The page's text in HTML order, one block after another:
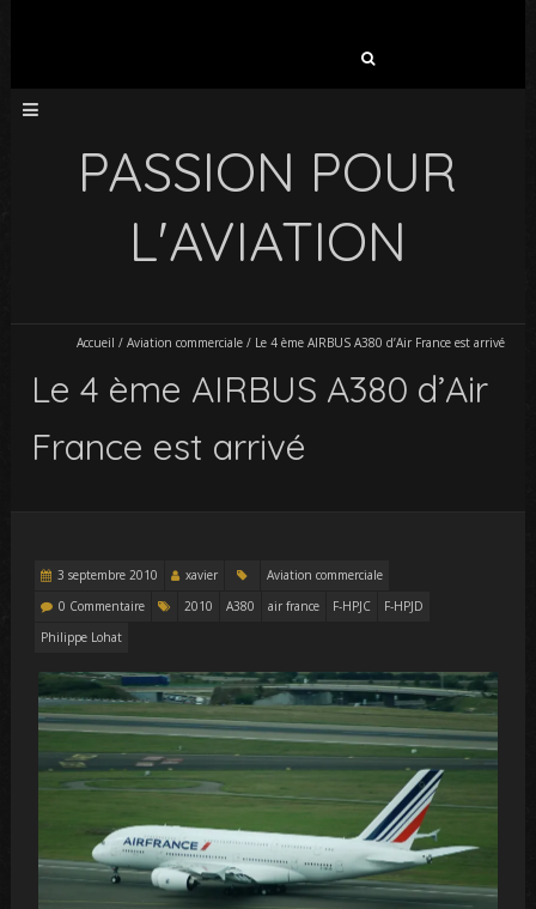
PASSION POUR
L'AVIATION
Accueil / Aviation commerciale/ Le 4 ème AIRBUS A380 d’Air France est arrivé
Le 4 ème AIRBUS A380 d’Air
France est arrivé
3 septembre 2010 xavier
Aviation commerciale
0 Commentaire
2010 A380 air france F-HPJC
F-HPJD
Philippe Lohat